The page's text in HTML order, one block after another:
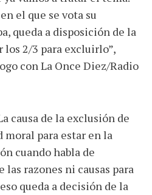
el que se vota su
queda a disposición de la
los 2/3 para excluirlo”,
con La Once Diez/Radio
causa de la exclusión de
para estar en la
cuando habla de
razones ni causas para
queda a decisión de la